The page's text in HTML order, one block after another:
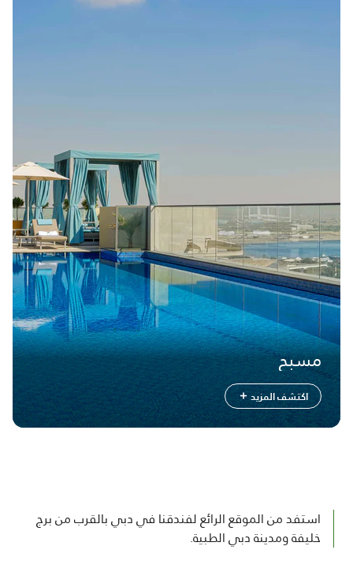
مسبح
اكتشف المزيد
استفد من الموقع الرائع لفندقنا في دبي بالقرب من برج
خليفة ومدينة دبي الطبية.